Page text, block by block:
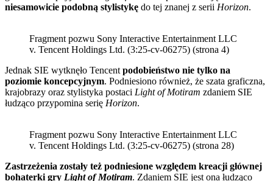
niesamowicie podobną stylistykę do tej znanej z serii Horizon.
Fragment pozwu Sony Interactive Entertainment LLC
v. Tencent Holdings Ltd. (3:25-cv-06275) (strona 4)
Jednak SIE wytknęło Tencent podobieństwo nie tylko na
poziomie koncepcyjnym. Podniesiono również, że szata graficzna,
krajobrazy oraz stylistyka postaci Light of Motiram zdaniem SIE
łudząco przypomina serię Horizon.
Fragment pozwu Sony Interactive Entertainment LLC
v. Tencent Holdings Ltd. (3:25-cv-06275) (strona 28)
Zastrzeżenia zostały też podniesione względem kreacji głównej
bohaterki gry Light of Motiram. Zdaniem SIE jest ona łudząco